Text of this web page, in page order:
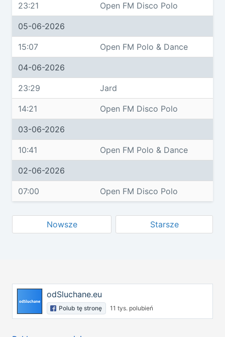
23:21 Open FM Disco Polo
05-06-2026
15:07 Open FM Polo & Dance
04-06-2026
23:29 Jard
14:21 Open FM Disco Polo
03-06-2026
10:41 Open FM Polo & Dance
02-06-2026
07:00 Open FM Disco Polo
Nowsze Starsze
odSluchane.eu
Polub tę stronę 11 tys. polubień